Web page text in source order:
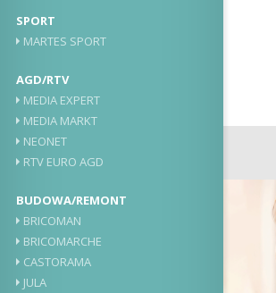
SPORT
MARTES SPORT
AGD/RTV
MEDIA EXPERT
MEDIA MARKT
NEONET
RTV EURO AGD
BUDOWA/REMONT
BRICOMAN
BRICOMARCHE
CASTORAMA
JULA